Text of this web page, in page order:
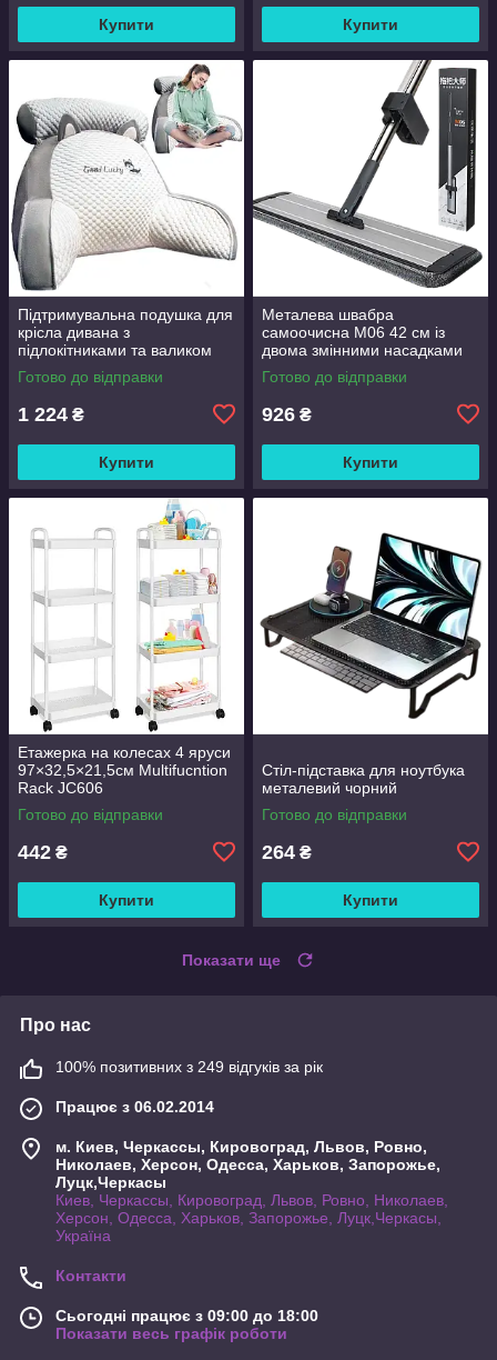
Купити Купити
Підтримувальна подушка для
крісла дивана з
підлокітниками та валиком
Good Lucky
Готово до відправки
1 224 ₴
Купити
Металева швабра
самоочисна M06 42 см із
двома змінними насадками
Готово до відправки
926 ₴
Купити
Етажерка на колесах 4 яруси
97×32,5×21,5см Multifucntion
Rack JC606
Готово до відправки
442 ₴
Купити
Стіл-підставка для ноутбука
металевий чорний
Готово до відправки
264 ₴
Купити
Показати ще
Про нас
100% позитивних з 249 відгуків за рік
Працює з 06.02.2014
м. Киев, Черкассы, Кировоград, Львов, Ровно,
Николаев, Херсон, Одесса, Харьков, Запорожье,
Луцк,Черкасы
Киев, Черкассы, Кировоград, Львов, Ровно, Николаев,
Херсон, Одесса, Харьков, Запорожье, Луцк,Черкасы,
Україна
Контакти
Сьогодні працює з 09:00 до 18:00
Показати весь графік роботи